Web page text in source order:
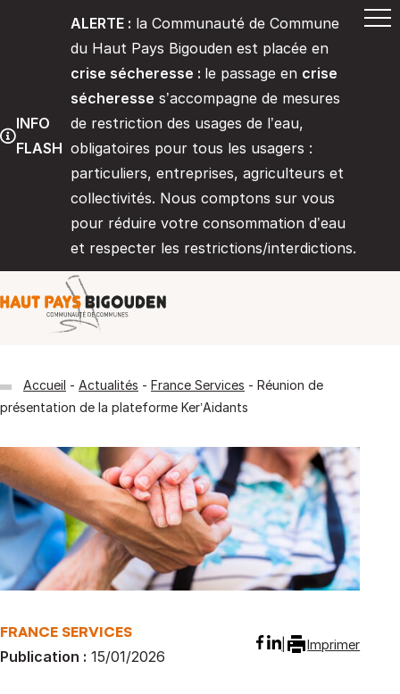
INFO
FLASH
ALERTE : la Communauté de Commune
du Haut Pays Bigouden est placée en
crise sécheresse : le passage en crise
sécheresse s’accompagne de mesures
de restriction des usages de l’eau,
obligatoires pour tous les usagers :
particuliers, entreprises, agriculteurs et
collectivités. Nous comptons sur vous
pour réduire votre consommation d’eau
et respecter les restrictions/interdictions.
Accueil Actualités France Services
Réunion de
présentation de la plateforme Ker’Aidants
>
FRANCE SERVICES
Publication : 15/01/2026
Imprimer